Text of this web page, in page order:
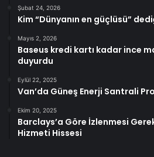
Şubat 24, 2026
Kim “Dünyanın en güçlüsü”
Mayıs 2, 2026
Baseus kredi kartı kadar ince
duyurdu
Eylül 22, 2025
Van’da Güneş Enerji Santrali
Ekim 20, 2025
Barclays’a Göre İzlenmesi
Hizmeti Hissesi